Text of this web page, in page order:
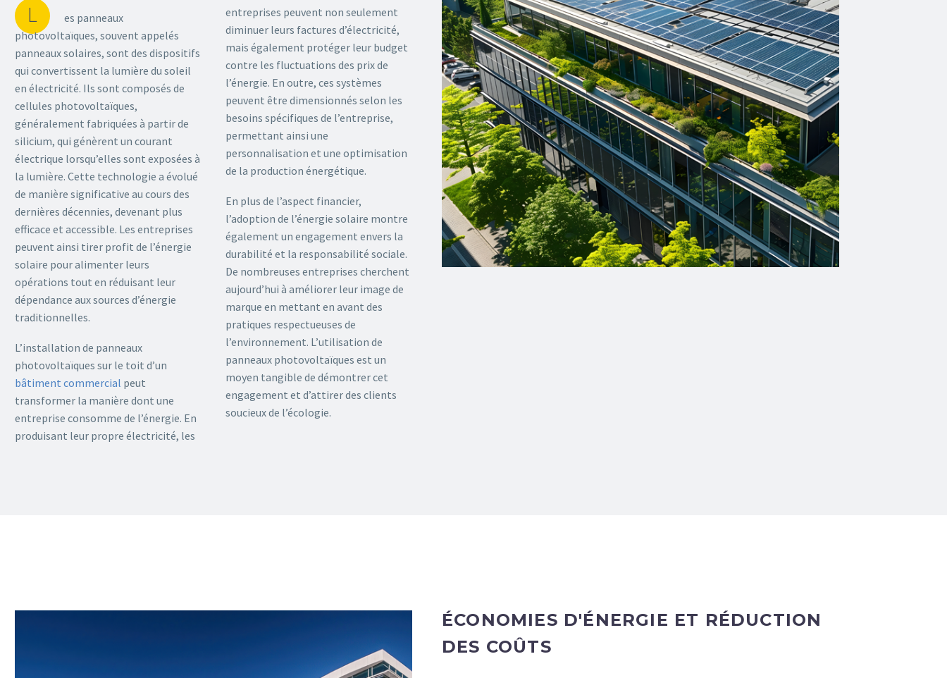
L
es panneaux
photovoltaïques, souvent appelés
panneaux solaires, sont des dispositifs
qui convertissent la lumière du soleil
en électricité. Ils sont composés de
cellules photovoltaïques,
généralement fabriquées à partir de
silicium, qui génèrent un courant
électrique lorsqu’elles sont exposées à
la lumière. Cette technologie a évolué
de manière significative au cours des
dernières décennies, devenant plus
efficace et accessible. Les entreprises
peuvent ainsi tirer profit de l’énergie
solaire pour alimenter leurs
opérations tout en réduisant leur
dépendance aux sources d’énergie
traditionnelles.
L’installation de panneaux
photovoltaïques sur le toit d’un
bâtiment commercial peut
transformer la manière dont une
entreprise consomme de l’énergie. En
produisant leur propre électricité, les
entreprises peuvent non seulement
diminuer leurs factures d’électricité,
mais également protéger leur budget
contre les fluctuations des prix de
l’énergie. En outre, ces systèmes
peuvent être dimensionnés selon les
besoins spécifiques de l’entreprise,
permettant ainsi une
personnalisation et une optimisation
de la production énergétique.
En plus de l’aspect financier,
l’adoption de l’énergie solaire montre
également un engagement envers la
durabilité et la responsabilité sociale.
De nombreuses entreprises cherchent
aujourd’hui à améliorer leur image de
marque en mettant en avant des
pratiques respectueuses de
l’environnement. L’utilisation de
panneaux photovoltaïques est un
moyen tangible de démontrer cet
engagement et d’attirer des clients
soucieux de l’écologie.
ÉCONOMIES D'ÉNERGIE ET RÉDUCTION
DES COÛTS